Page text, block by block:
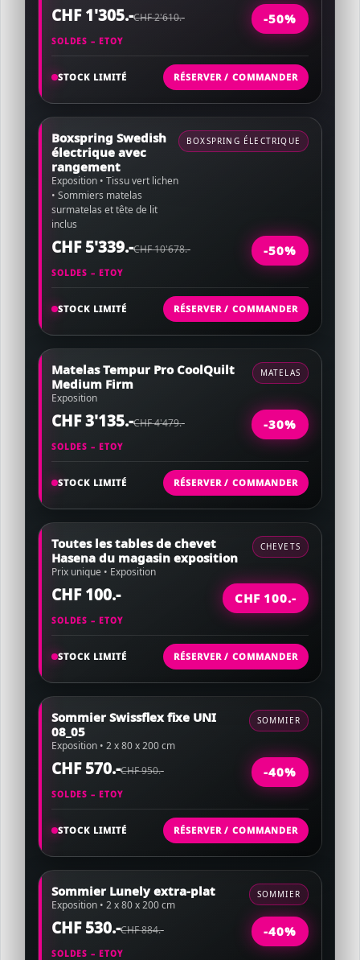
CHF 1'305.-CHF 2'610.- -50%
SOLDES – ETOY
STOCK LIMITÉ RÉSERVER / COMMANDER
Boxspring Swedish
électrique avec
rangement
Exposition • Tissu vert lichen
• Sommiers matelas
surmatelas et tête de lit
inclus
BOXSPRING ÉLECTRIQUE
CHF 5'339.-CHF 10'678.- -50%
SOLDES – ETOY
STOCK LIMITÉ RÉSERVER / COMMANDER
Matelas Tempur Pro CoolQuilt
Medium Firm
Exposition
MATELAS
CHF 3'135.-CHF 4'479.- -30%
SOLDES – ETOY
STOCK LIMITÉ RÉSERVER / COMMANDER
Toutes les tables de chevet
Hasena du magasin exposition
Prix unique • Exposition
CHEVETS
CHF 100.- CHF 100.-
SOLDES – ETOY
STOCK LIMITÉ RÉSERVER / COMMANDER
Sommier Swissflex fixe UNI
08_05
Exposition • 2 x 80 x 200 cm
SOMMIER
CHF 570.-CHF 950.- -40%
SOLDES – ETOY
STOCK LIMITÉ RÉSERVER / COMMANDER
Sommier Lunely extra-plat
Exposition • 2 x 80 x 200 cm
SOMMIER
CHF 530.-CHF 884.- -40%
SOLDES – ETOY